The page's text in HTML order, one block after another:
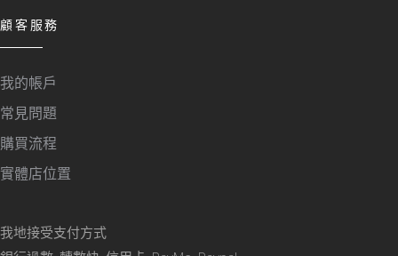
顧客服務
我的帳戶
常見問題
購買流程
實體店位置
我地接受支付方式